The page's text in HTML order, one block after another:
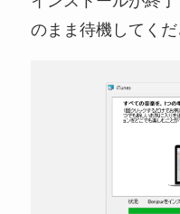
のまま待機してくだ